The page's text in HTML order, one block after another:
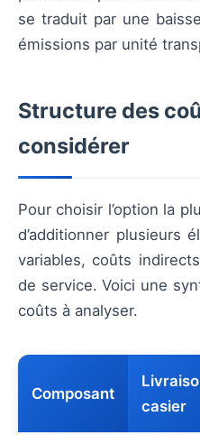
se traduit par une
émissions par unité
Structure des
considérer
Pour choisir l’option la
d’additionner plusieurs
variables, coûts
de service. Voici une
coûts à analyser.
Composant
casier